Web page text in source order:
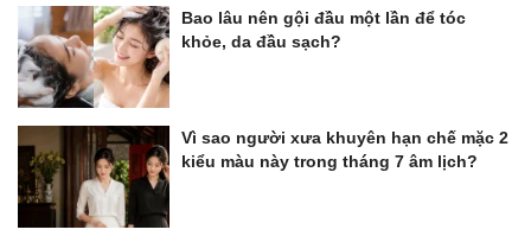
Bao lâu nên gội đầu một lần để tóc
khỏe, da đầu sạch?
Vì sao người xưa khuyên hạn chế mặc 2
kiểu màu này trong tháng 7 âm lịch?